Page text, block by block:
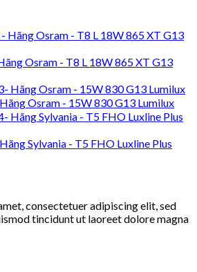
Osram - T8 L 18W 865 XT G13
Osram - 15W 830 G13 Lumilux
Sylvania - T5 FHO Luxline Plus
consectetuer adipiscing elit, sed
tincidunt ut laoreet dolore magna